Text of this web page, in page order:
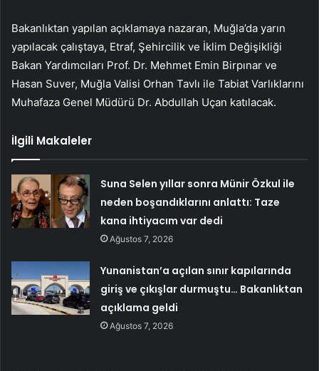
Bakanlıktan yapılan açıklamaya nazaran, Muğla’da yarın
yapılacak çalıştaya, Etraf, Şehircilik ve İklim Değişikliği
Bakan Yardımcıları Prof. Dr. Mehmet Emin Birpınar ve
Hasan Suver, Muğla Valisi Orhan Tavlı ile Tabiat Varlıklarını
Muhafaza Genel Müdürü Dr. Abdullah Uçan katılacak.
İlgili Makaleler
Suna Selen yıllar sonra Münir Özkul ile
neden boşandıklarını anlattı: Taze
kana ihtiyacım var dedi
Ağustos 7, 2026
Yunanistan’a açılan sınır kapılarında
giriş ve çıkışlar durmuştu… Bakanlıktan
açıklama geldi
Ağustos 7, 2026